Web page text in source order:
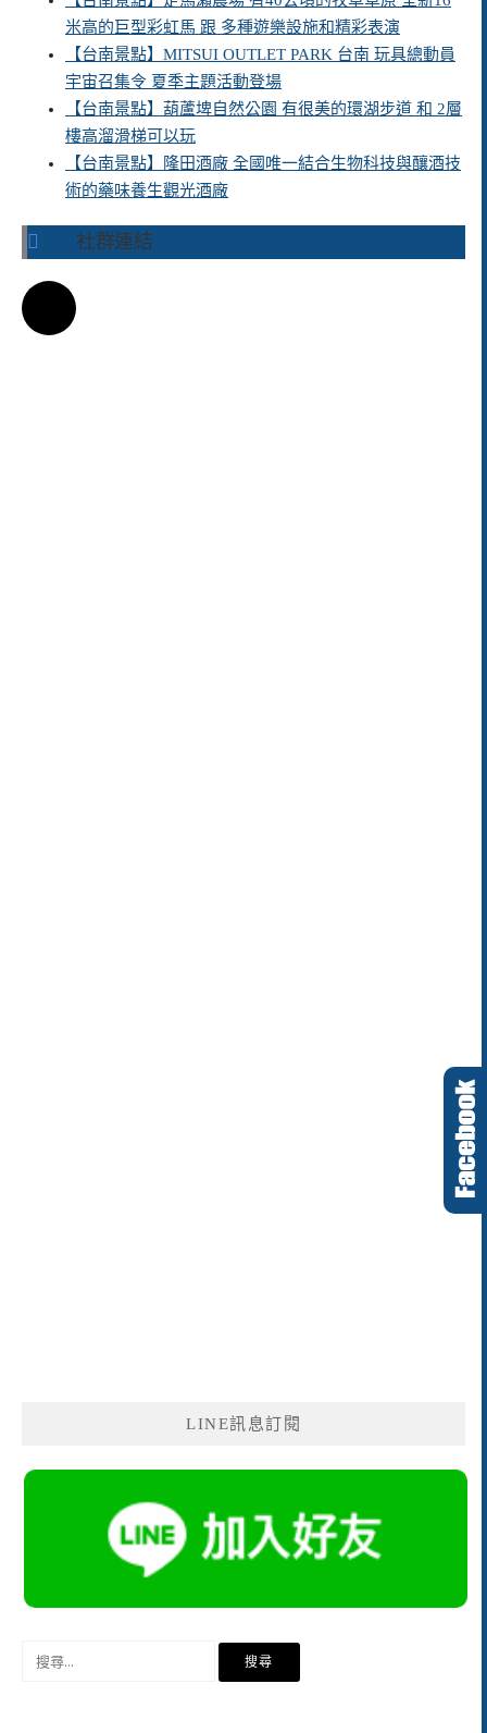
米高的巨型彩虹馬 跟 多種遊樂設施和精彩表演
【台南景點】MITSUI OUTLET PARK 台南 玩具總動員
宇宙召集令 夏季主題活動登場
【台南景點】葫蘆埤自然公園 有很美的環湖步道 和 2層
樓高溜滑梯可以玩
【台南景點】隆田酒廠 全國唯一結合生物科技與釀酒技
術的藥味養生觀光酒廠
社群連結
LINE訊息訂閱